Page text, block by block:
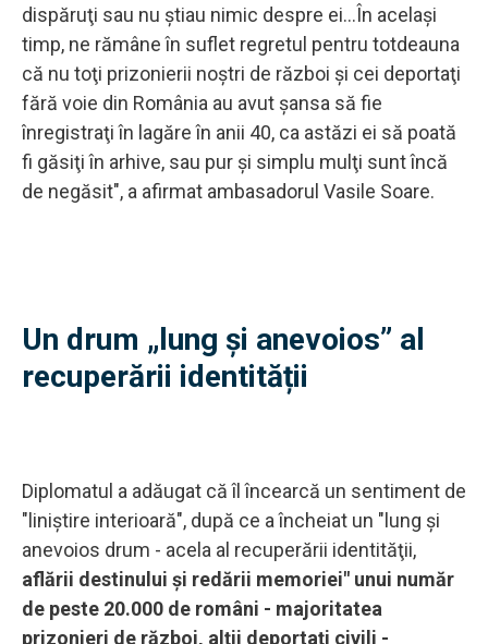
dispăruţi sau nu ştiau nimic despre ei...În acelaşi
timp, ne rămâne în suflet regretul pentru totdeauna
că nu toţi prizonierii noştri de război şi cei deportaţi
fără voie din România au avut şansa să fie
înregistraţi în lagăre în anii 40, ca astăzi ei să poată
fi găsiţi în arhive, sau pur şi simplu mulţi sunt încă
de negăsit", a afirmat ambasadorul Vasile Soare.
Un drum „lung și anevoios” al
recuperării identității
Diplomatul a adăugat că îl încearcă un sentiment de
"liniştire interioară", după ce a încheiat un "lung şi
anevoios drum - acela al recuperării identităţii,
aflării destinului şi redării memoriei" unui număr
de peste 20.000 de români - majoritatea
prizonieri de război, alţii deportaţi civili -